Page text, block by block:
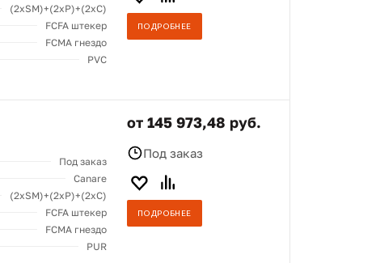
(2хSM)+(2xP)+(2xC)
FCFA штекер
FCMA гнездо
PVC
ПОДРОБНЕЕ
Под заказ
Canare
(2хSM)+(2xP)+(2xC)
FCFA штекер
FCMA гнездо
PUR
от 145 973,48 руб.
Под заказ
ПОДРОБНЕЕ